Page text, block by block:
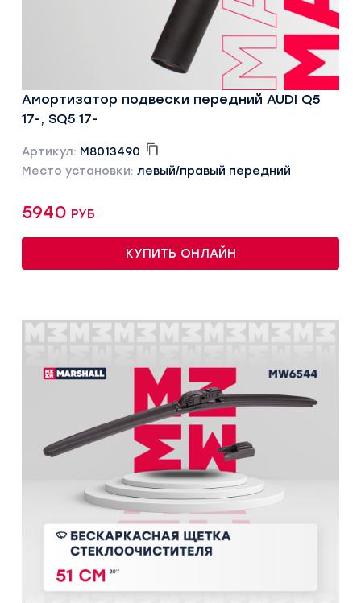
Амортизатор подвески передний AUDI Q5
17-, SQ5 17-
Артикул: M8013490
Место установки: левый/правый передний
5940 руб
КУПИТЬ ОНЛАЙН